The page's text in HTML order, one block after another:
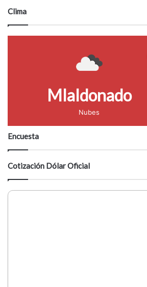
Clima
Mlaldonado
Nubes
Encuesta
Cotización Dólar Oficial